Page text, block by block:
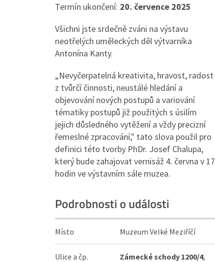
Termín ukončení: 20. července 2025
Všichni jste srdečně zváni na výstavu
neotřelých uměleckých děl výtvarníka
Antonína Kanty.
„Nevyčerpatelná kreativita, hravost, radost
z tvůrčí činnosti, neustálé hledání a
objevování nových postupů a variování
tématiky postupů již použitých s úsilím
jejich důsledného vytěžení a vždy precizní
řemeslné zpracování," tato slova použil pro
definici této tvorby PhDr. Josef Chalupa,
který bude zahajovat vernisáž 4. června v 17
hodin ve výstavním sále muzea.
Podrobnosti o události
Místo Muzeum Velké Meziříčí
Ulice a čp. Zámecké schody 1200/4,